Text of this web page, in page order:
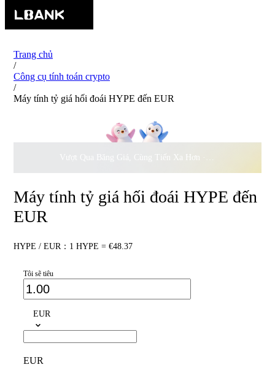
Trang chủ
/
Công cụ tính toán crypto
/
Máy tính tỷ giá hối đoái HYPE đến EUR
Vượt Qua Băng Giá, Cùng Tiến Xa Hơn ·500.000
Máy tính tỷ giá hối đoái HYPE đến
EUR
HYPE / EUR：1 HYPE = €48.37
Tôi sẽ tiêu
EUR
EUR